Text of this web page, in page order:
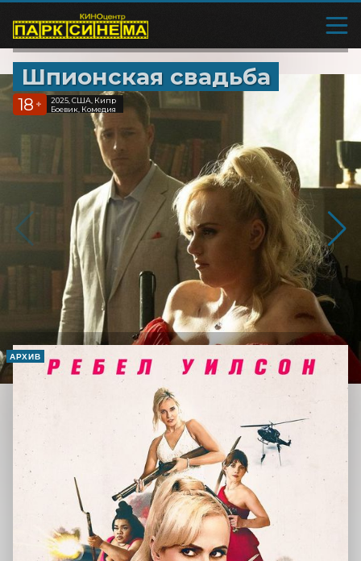
Шпионская свадьба
18 +
2025, США, Кипр
Боевик, Комедия
АРХИВ